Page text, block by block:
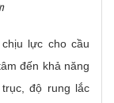
lực cho cầu
đến khả năng
độ rung lắc